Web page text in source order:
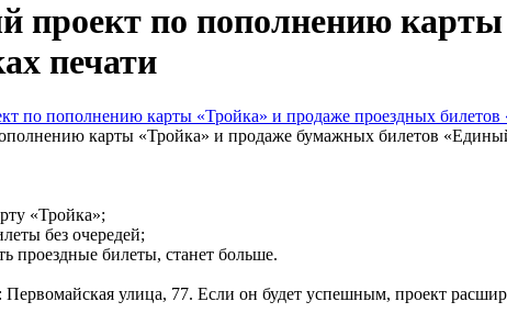
проект по пополнению
печати
карты «Тройка» и продаже бумажных билетов
«Тройка»;
без очередей;
проездные билеты, станет больше.
Первомайская улица, 77. Если он будет успешным, проект